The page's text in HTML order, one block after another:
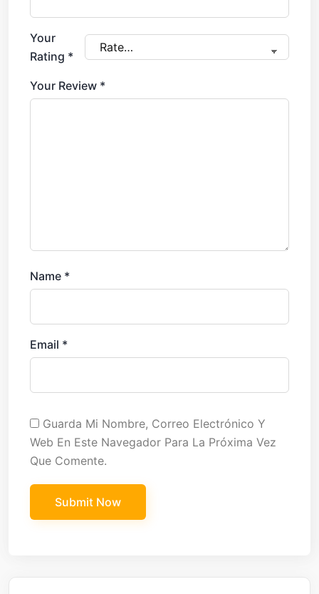
Your
Rating *
Your Review *
Name *
Email *
Guarda Mi Nombre, Correo Electrónico Y
Web En Este Navegador Para La Próxima Vez
Que Comente.